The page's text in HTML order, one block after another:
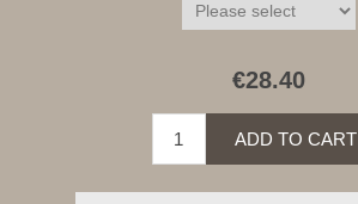
€28.40
ADD TO CART